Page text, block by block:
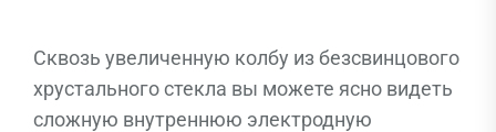
Сквозь увеличенную колбу из безсвинцового
хрустального стекла вы можете ясно видеть
сложную внутреннюю электродную